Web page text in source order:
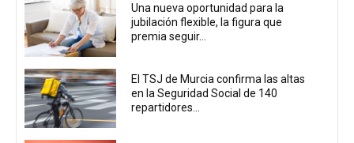
Una nueva oportunidad para la
jubilación flexible, la figura que
premia seguir...
El TSJ de Murcia confirma las altas
en la Seguridad Social de 140
repartidores...